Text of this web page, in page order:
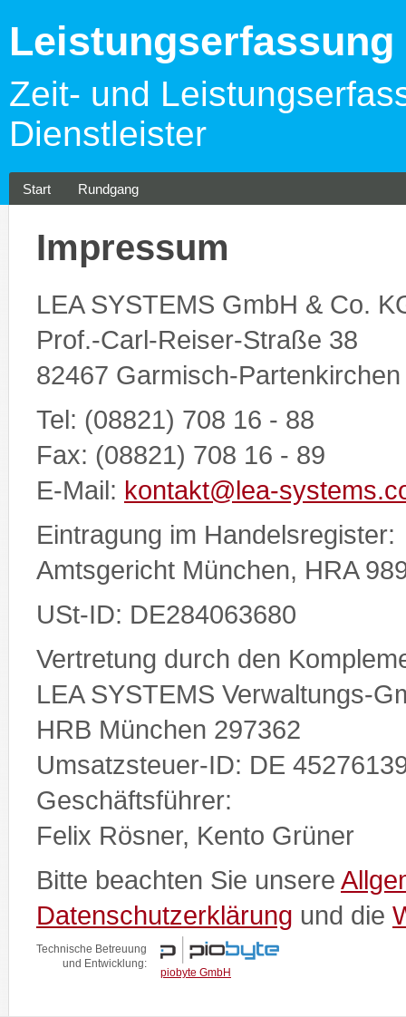
Leistungserfassung
Zeit- und
Dienstleister
Start Rundgang
Impressum
LEA SYSTEMS GmbH & Co.
Prof.-Carl-Reiser-Straße 38
82467 Garmisch-Partenkirchen
Tel: (08821) 708 16 - 88
Fax: (08821) 708 16 - 89
E-Mail: kontakt@lea-
Eintragung im Handelsregister:
Amtsgericht München, HRA
USt-ID: DE284063680
Vertretung durch den
LEA SYSTEMS Verwaltungs-
HRB München 297362
Umsatzsteuer-ID: DE
Geschäftsführer:
Felix Rösner, Kento Grüner
Bitte beachten Sie unsere
Datenschutzerklärung und die
Technische Betreuung
und Entwicklung:
piobyte GmbH